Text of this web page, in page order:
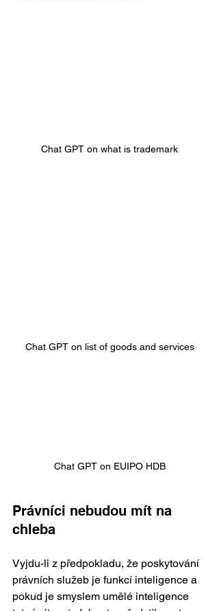
Chat GPT on what is trademark
Chat GPT on list of goods and services
Chat GPT on EUIPO HDB
Právníci nebudou mít na
chleba
Vyjdu-li z předpokladu, že poskytování
právních služeb je funkcí inteligence a
pokud je smyslem umělé inteligence